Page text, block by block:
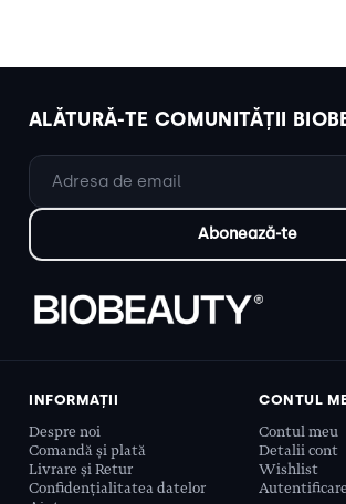
ALĂTURĂ-TE COMUNITĂȚII
INFORMAȚII
Despre noi
Comandă și plată
Livrare și Retur
Confidențialitatea datelor
CONTUL
Contul meu
Detalii cont
Wishlist
Autentificare